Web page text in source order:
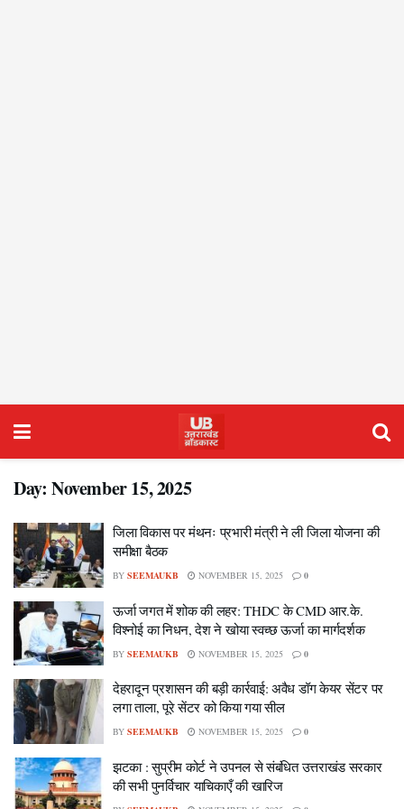
Day: November 15, 2025
जिला विकास पर मंथनः प्रभारी मंत्री ने ली जिला योजना की
समीक्षा बैठक
BY SEEMAUKB NOVEMBER 15, 2025 0
ऊर्जा जगत में शोक की लहर: THDC के CMD आर.के.
विश्नोई का निधन, देश ने खोया स्वच्छ ऊर्जा का मार्गदर्शक
BY SEEMAUKB NOVEMBER 15, 2025 0
देहरादून प्रशासन की बड़ी कार्रवाई: अवैध डॉग केयर सेंटर पर
लगा ताला, पूरे सेंटर को किया गया सील
BY SEEMAUKB NOVEMBER 15, 2025 0
झटका : सुप्रीम कोर्ट ने उपनल से संबंधित उत्तराखंड सरकार
की सभी पुनर्विचार याचिकाएँ की खारिज